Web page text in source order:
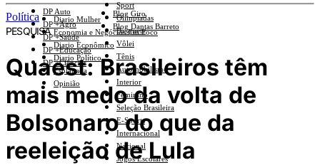
Sport
Olimpíadas
Basquete
Vôlei
Tênis
Automobilismo
Interior
Feminino
Seleção Brasileira
E-Sports
Internacional
Nacional
Jogos Escolares
DP Auto
DP +Agro
DP +Saúde
DP +Educação
DP +Ciências
Diario Mulher
Economia e Negócios Em Foco
Diario Econômico
Diario Político
Esplanada
Opinião
Blog Giro
Blog Dantas Barreto
Política
PESQUISA
Quaest: Brasileiros têm
mais medo da volta de
Bolsonaro do que da
reeleição de Lula